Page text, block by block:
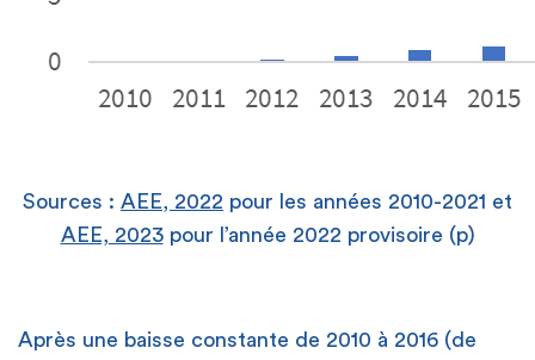
Sources : AEE, 2022 pour les années 2010-2021 et
AEE, 2023pour l’année 2022 provisoire (p)
Après une baisse constante de 2010 à 2016 (de